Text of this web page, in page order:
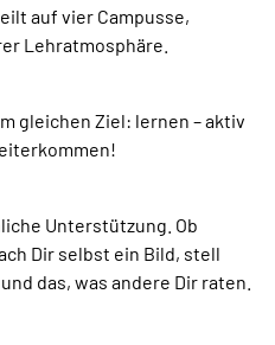
auf vier Campusse,
Lehr­atmosphäre.
gleichen Ziel: lernen – aktiv
Unterstützung. Ob
Dir selbst ein Bild, stell
das, was andere Dir raten.